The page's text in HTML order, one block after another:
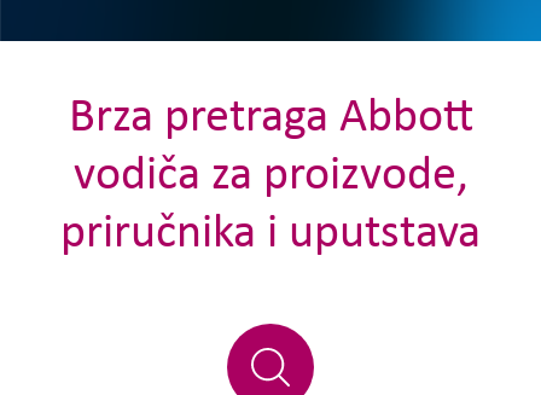
Brza pretraga Abbott
vodiča za proizvode,
priručnika i uputstava